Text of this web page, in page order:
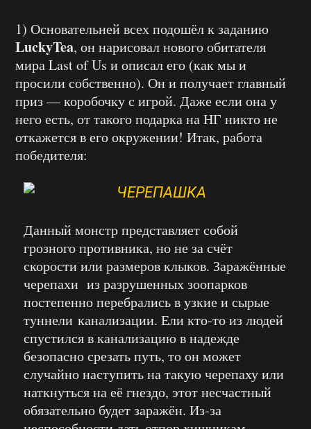
1) Основательней всех подошёл к заданию
LuckyTea, он нарисовал нового обитателя
мира Last of Us и описал его (как мы и
просили собственно). Он и получает главный
приз — коробочку с игрой. Даже если она у
него есть, от такого подарка на НГ никто не
откажется в его окружении! Итак, работа
победителя:
Данный монстр представляет собой
грозного противника, но не за счёт
скорости или размеров клыков. Заражённые
черепахи из разрушенных зоопарков
постепенно перебрались в узкие и сырые
туннели канализации. Ели кто-то из людей
спустился в канализацию в надежде
безопасно срезать путь, то он может
случайно наступить на такую черепаху или
наткнуться на её гнездо, этот несчастный
обязательно будет заражён. Из-за